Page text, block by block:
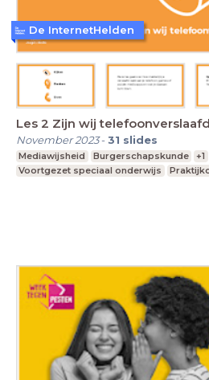
Les 2 Zijn wij
November 2023-31 slides
Mediawijsheid Burgerschapskunde +1
Voortgezet speciaal onderwijs
De InternetHelden